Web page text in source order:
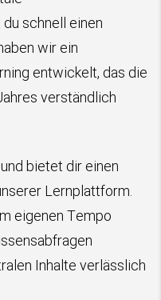
schnell einen
wir ein
entwickelt, das die
verständlich
und bietet dir einen
Lernplattform.
eigenen Tempo
Inhalte verlässlich